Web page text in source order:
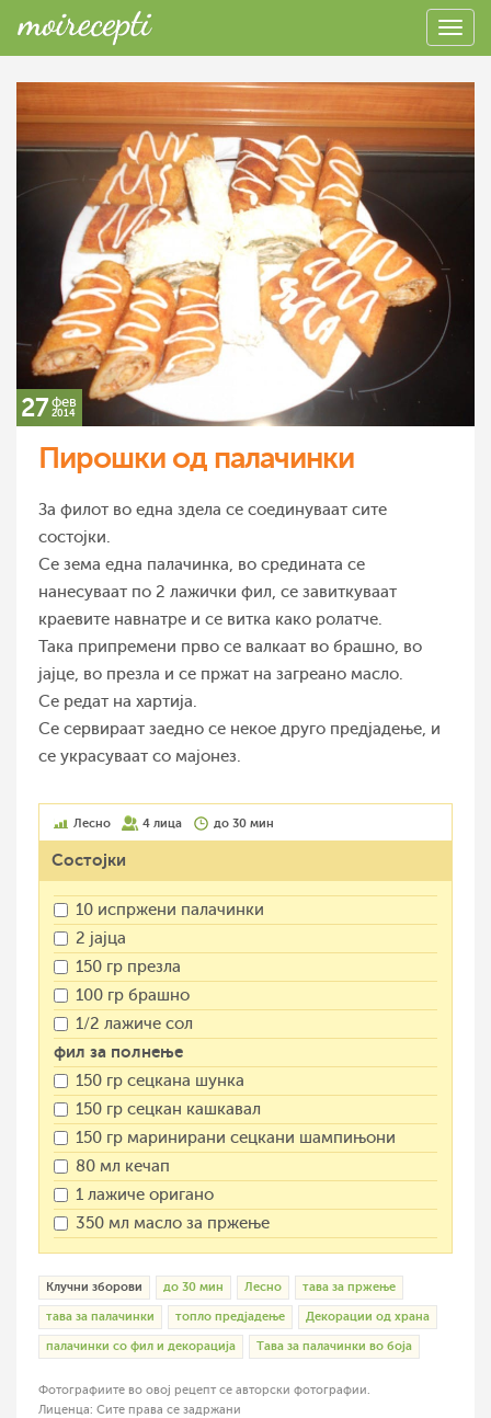
27 фев
2014
Пирошки од палачинки
За филот во една здела се соединуваат сите
состојки.
Се зема една палачинка, во средината се
нанесуваат по 2 лажички фил, се завиткуваат
краевите навнатре и се витка како ролатче.
Така припремени прво се валкаат во брашно, во
јајце, во презла и се пржат на загреано масло.
Се редат на хартија.
Се сервираат заедно се некое друго предјадење, и
се украсуваат со мајонез.
Лесно 4 лица до 30 мин
Состојки
10 испржени палачинки
2 јајца
150 гр презла
100 гр брашно
1/2 лажиче сол
фил за полнење
150 гр сецкана шунка
150 гр сецкан кашкавал
150 гр маринирани сецкани шампињони
80 мл кечап
1 лажиче оригано
350 мл масло за пржење
Клучни зборови до 30 мин Лесно тава за пржење
тава за палачинки топло предјадење Декорации од храна
палачинки со фил и декорација Tава за палачинки во боја
Фотографиите во овој рецепт се авторски фотографии.
Лиценца: Сите права се задржани